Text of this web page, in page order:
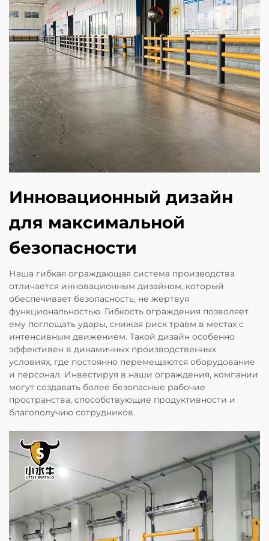
Инновационный дизайн
для максимальной
безопасности
Наша гибкая ограждающая система производства
отличается инновационным дизайном, который
обеспечивает безопасность, не жертвуя
функциональностью. Гибкость ограждения позволяет
ему поглощать удары, снижая риск травм в местах с
интенсивным движением. Такой дизайн особенно
эффективен в динамичных производственных
условиях, где постоянно перемещаются оборудование
и персонал. Инвестируя в наши ограждения, компании
могут создавать более безопасные рабочие
пространства, способствующие продуктивности и
благополучию сотрудников.